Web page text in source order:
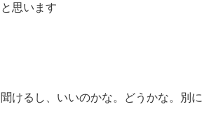
思います
けるし、いいのかな。どうかな。別に